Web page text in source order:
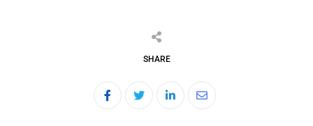
SHARE
LinkedInShare